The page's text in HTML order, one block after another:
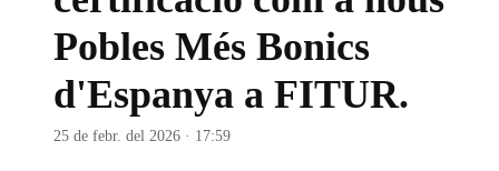
Pobles Més Bonics
d'Espanya a FITUR.
25 de febr. del 2026 · 17:59